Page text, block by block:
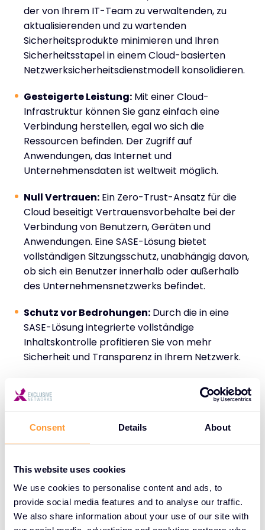
Consent Details About
This website uses cookies
We use cookies to personalise content and ads, to
provide social media features and to analyse our traffic.
We also share information about your use of our site with
der von Ihrem IT-Team zu verwaltenden, zu
aktualisierenden und zu wartenden
Sicherheitsprodukte minimieren und Ihren
Sicherheitsstapel in einem Cloud-basierten
Netzwerksicherheitsdienstmodell konsolidieren.
Gesteigerte Leistung: Mit einer Cloud-
Infrastruktur können Sie ganz einfach eine
Verbindung herstellen, egal wo sich die
Ressourcen befinden. Der Zugriff auf
Anwendungen, das Internet und
Unternehmensdaten ist weltweit möglich.
Null Vertrauen: Ein Zero-Trust-Ansatz für die
Cloud beseitigt Vertrauensvorbehalte bei der
Verbindung von Benutzern, Geräten und
Anwendungen. Eine SASE-Lösung bietet
vollständigen Sitzungsschutz, unabhängig davon,
ob sich ein Benutzer innerhalb oder außerhalb
des Unternehmensnetzwerks befindet.
Schutz vor Bedrohungen: Durch die in eine
SASE-Lösung integrierte vollständige
Inhaltskontrolle profitieren Sie von mehr
Sicherheit und Transparenz in Ihrem Netzwerk.
Die Implementierung von
Datenschutzrichtlinien innerhalb eines SASE-
Zugriff auf und den Missbrauch von sensiblen
Daten zu verhindern.
Palo Alto NetworksPrisma SASE
ist die
branchenweit umfassendste SASE-Lösung, die
Sicherheit, SD-WAN undAutonomous Digital